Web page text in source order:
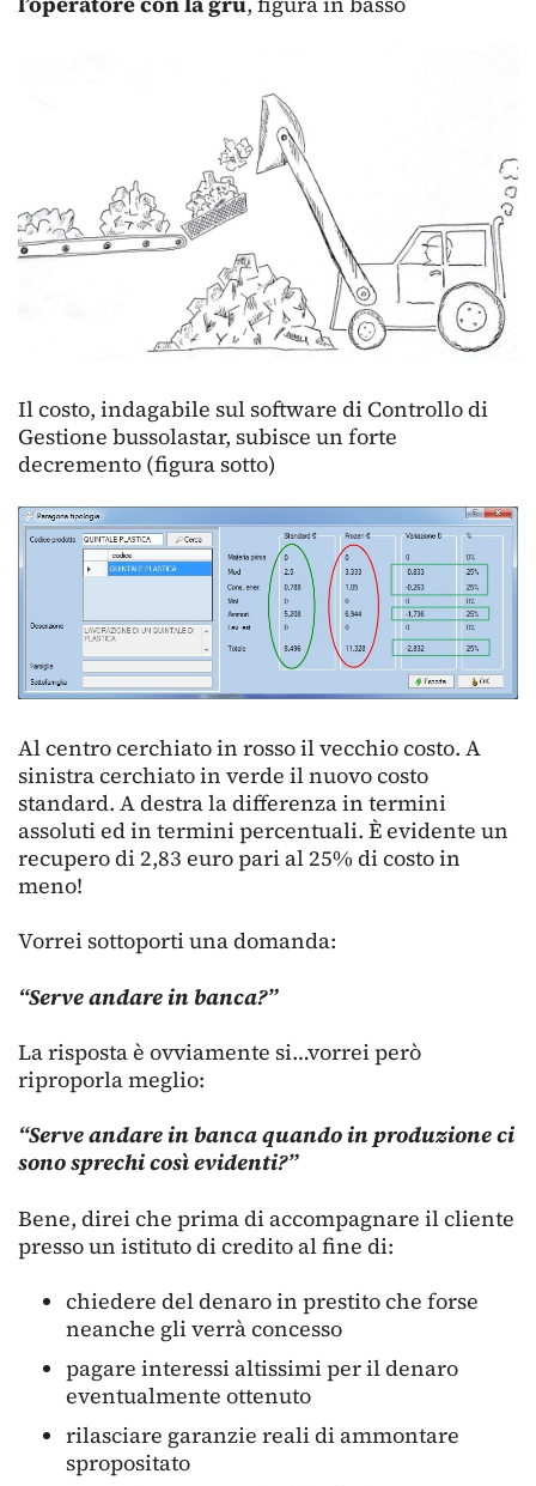
Il costo, indagabile sul software di Controllo di
Gestione bussolastar, subisce un forte
decremento (figura sotto)
Al centro cerchiato in rosso il vecchio costo. A
sinistra cerchiato in verde il nuovo costo
standard. A destra la differenza in termini
assoluti ed in termini percentuali. È evidente un
recupero di 2,83 euro pari al 25% di costo in
meno!
Vorrei sottoporti una domanda:
“Serve andare in banca?”
La risposta è ovviamente si…vorrei però
riproporla meglio:
“Serve andare in banca quando in produzione ci
sono sprechi così evidenti?”
Bene, direi che prima di accompagnare il cliente
presso un istituto di credito al fine di:
chiedere del denaro in prestito che forse
neanche gli verrà concesso
pagare interessi altissimi per il denaro
eventualmente ottenuto
rilasciare garanzie reali di ammontare
spropositato